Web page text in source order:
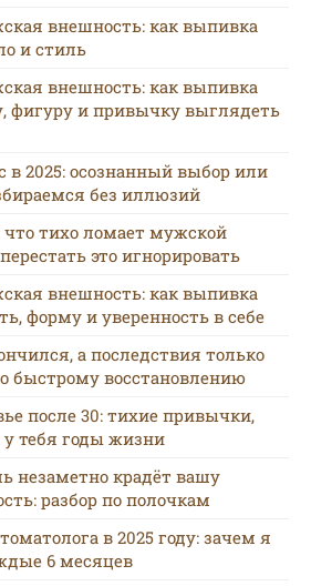
внешность: как выпивка
и стиль
внешность: как выпивка
фигуру и привычку выглядеть
в 2025: осознанный выбор или
без иллюзий
тихо ломает мужской
это игнорировать
внешность: как выпивка
форму и уверенность в себе
а последствия только
быстрому восстановлению
после 30: тихие привычки,
у тебя годы жизни
незаметно крадёт вашу
разбор по полочкам
в 2025 году: зачем я
6 месяцев